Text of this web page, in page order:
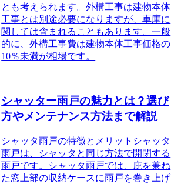
とも考えられます。外構工事は建物本体
工事とは別途必要になりますが、車庫に
関しては含まれることもあります。一般
的に、外構工事費は建物本体工事価格の
10％未満が相場です。
シャッター雨戸の魅力とは？選び
方やメンテナンス方法まで解説
シャッタ雨戸の特徴とメリット シャッタ
雨戸は、シャッタと同じ方法で開閉する
雨戸です。シャッタ雨戸では、庇を兼ね
た窓上部の収納ケースに雨戸を巻き上げ